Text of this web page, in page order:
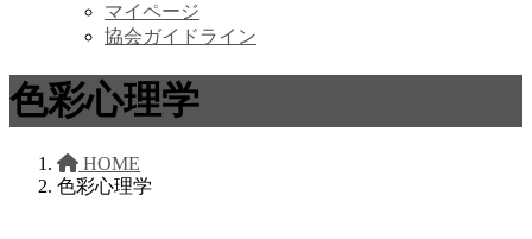
マイページ
協会ガイドライン
色彩心理学
HOME
色彩心理学